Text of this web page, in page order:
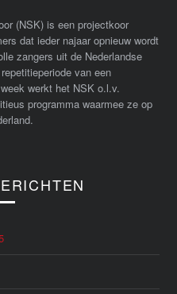
(NSK) is een projectkoor
dat ieder najaar opnieuw wordt
zangers uit de Nederlandse
van een
werkt het NSK o.l.v.
programma waarmee ze op